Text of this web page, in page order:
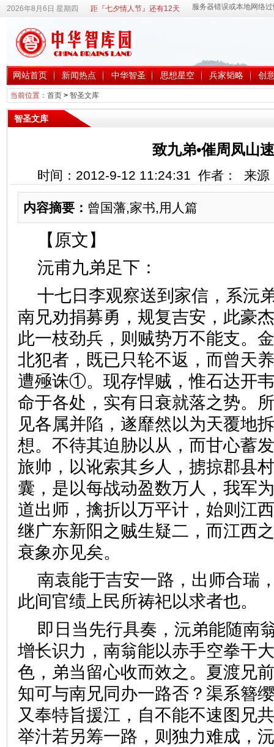
2026年8月6日 星期四 距『七夕情人节』还有12天
网站首页 新闻热点 中华智圣 思想星空 兵家韬略 创
当前位置： 首页> 智圣文库
智圣文库
致九弟•催周凤山
时间：2012-9-12 11:24:31 作者： 来
内容摘要： 曾国藩,家书,用人篇
【原文】
沅甫九弟足下：
十七日李观察送到家信，系沅
南兄劝捐募勇，规复吉安，此豪
此一枝劲兵，则贼势万不能支。
北犯者，既已只轮不返，而曾天
遭殛诛①。现存悍贼，惟石达开
命于各处，实有日衰就落之势。
见各属并陷，遂靡然以为天覆地
想。不待其迫胁以从，而甘心蓄
旅帅，以讹索其乡人，掳掠郡县
囊，是以每战动盈数万人，我军
道出师，擒折以万平计，始则江
继广东新阳之贼生疑二，而江西
衰象亦见矣。
南袁能于吉安一路，出师合瑞
此间官绩上民所祷祀以求者也。
即日当先行具奏，沅弟能随南
增长识力，南翁能以赤手空拳干
色，弟当留心收而效之。夏渡兄
知可与南兄同办一路否？渠系簪
又奉特旨援江，自不能不速图兄
举汁若另筹一路，则独力难成，